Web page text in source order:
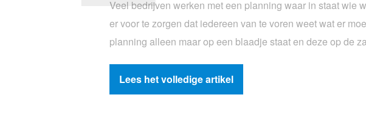
Veel bedrijven werken met een planning waar in staat wie
er voor te zorgen dat iedereen van te voren weet wat er
planning alleen maar op een blaadje staat en deze op de
Lees het volledige artikel